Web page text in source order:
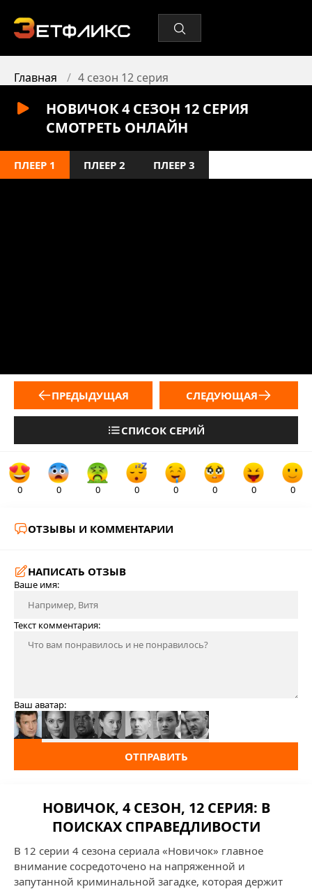
Главная 4 сезон 12 серия
НОВИЧОК 4 СЕЗОН 12 СЕРИЯ
СМОТРЕТЬ ОНЛАЙН
ПЛЕЕР 1 ПЛЕЕР 2 ПЛЕЕР 3
ПРЕДЫДУЩАЯ
СПИСОК СЕРИЙ
СЛЕДУЮЩАЯ
0 0 0 0 0 0 0 0
ОТЗЫВЫ И КОММЕНТАРИИ
НАПИСАТЬ ОТЗЫВ
Ваше имя:
Текст комментария:
Ваш аватар:
ОТПРАВИТЬ
НОВИЧОК, 4 СЕЗОН, 12 СЕРИЯ: В
ПОИСКАХ СПРАВЕДЛИВОСТИ
В 12 серии 4 сезона сериала «Новичок» главное
внимание сосредоточено на напряженной и
запутанной криминальной загадке, которая держит